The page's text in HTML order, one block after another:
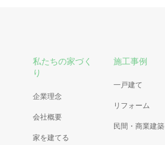
私たちの家づく
り
企業理念
会社概要
家を建てる
施工事例
一戸建て
リフォーム
民間・商業建築